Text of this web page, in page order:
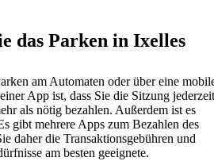
das Parken in Ixelles
am Automaten oder über eine
App ist, dass Sie die Sitzung jederzeit
als nötig bezahlen. Außerdem ist es
gibt mehrere Apps zum Bezahlen des
daher die Transaktionsgebühren und
am besten geeignete.